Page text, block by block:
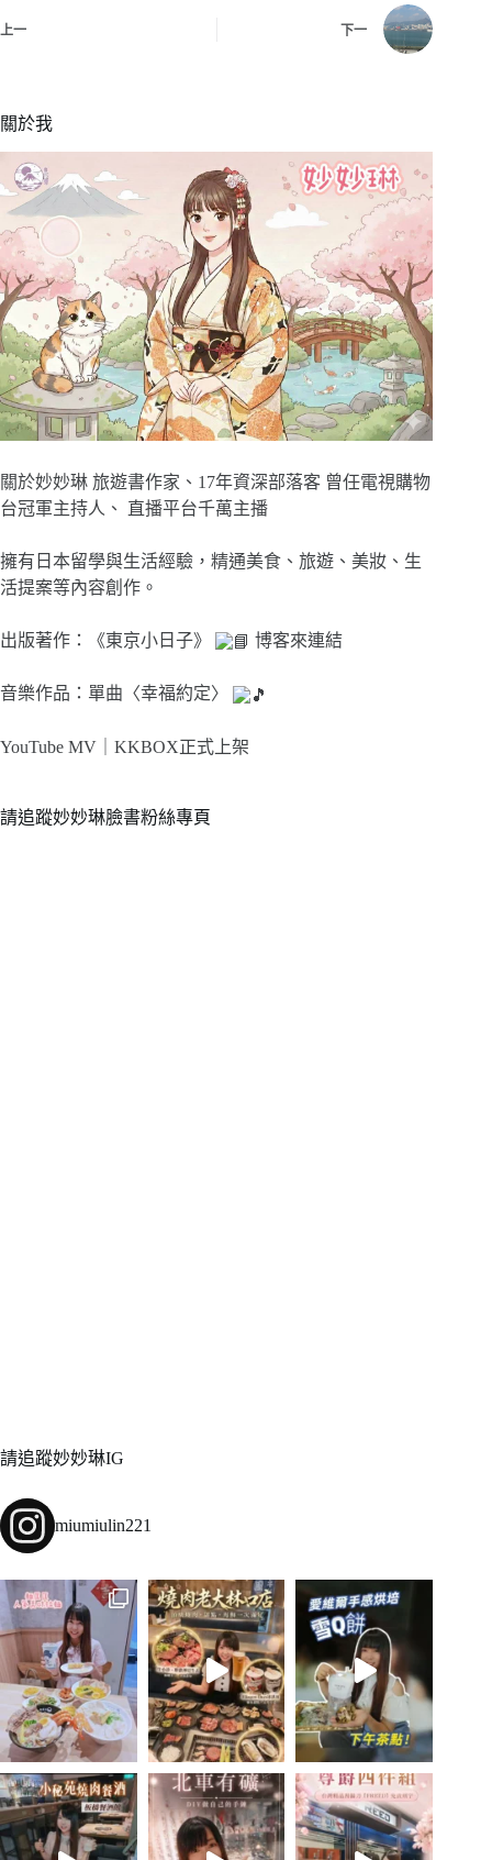
上一 下一
關於我
關於妙妙琳 旅遊書作家、17年資深部落客 曾任電視購物
台冠軍主持人、 直播平台千萬主播
擁有日本留學與生活經驗，精通美食、旅遊、美妝、生
活提案等內容創作。
出版著作：《東京小日子》 博客來連結
音樂作品：單曲〈幸福約定〉
YouTube MV｜ KKBOX正式上架
請追蹤妙妙琳臉書粉絲專頁
請追蹤妙妙琳IG
miumiulin221